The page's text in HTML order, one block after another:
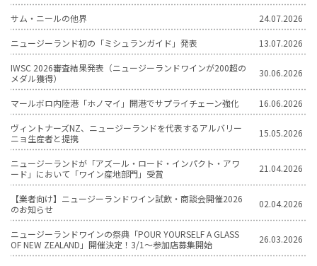
サム・ニールの他界 24.07.2026
ニュージーランド初の「ミシュランガイド」発表 13.07.2026
IWSC 2026審査結果発表（ニュージーランドワインが200超の
メダル獲得）
30.06.2026
マールボロ内陸港「ホノマイ」開港でサプライチェーン強化 16.06.2026
ヴィントナーズNZ、ニュージーランドを代表するアルバリー
ニョ生産者と提携
15.05.2026
ニュージーランドが「アズール・ロード・インパクト・アワ
ード」において「ワイン産地部門」受賞
21.04.2026
【業者向け】ニュージーランドワイン試飲・商談会開催2026
のお知らせ
02.04.2026
ニュージーランドワインの祭典「POUR YOURSELF A GLASS
OF NEW ZEALAND」開催決定！3/1〜参加店募集開始
26.03.2026